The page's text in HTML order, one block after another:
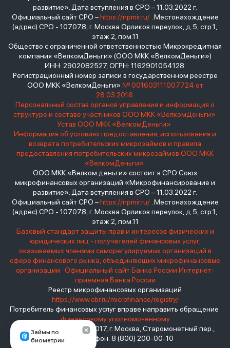
Займы по
биометрии
развитие». Дата вступления в СРО – 11.03.2022 г.
Официальный сайт СРО –https://npmir.ru/. Местонахождение
(адрес) СРО - 107078, г. Москва Орликов переулок, д.5, стр.1,
этаж 2, пом.11
Общество с ограниченной ответственностью Микрокредитная
компания «ВелкомДеньги» (ООО МКК «ВелкомДеньги»)
ИНН: 2902082527, ОГРН: 1162901054128
Регистрационный номер записи в государственном реестре
ООО МКК «ВелкомДеньги» № 001603111007724 от
28.03.2016
Персональный состав органов управления и информация о
структуре и составе участников ООО МКК «ВелкомДеньги»
Устав ООО МКК «ВелкомДеньги»
Информация об условиях предоставления, использования и
возврата потребительских микрозаймов и правила
предоставления потребительских микрозаймов ООО МКК
«ВелкомДеньги»
ООО МКК «Велком деньги» состоит в СРО Союз
микрофинансовых организаций «Микрофинансирование и
развитие». Дата вступления в СРО – 11.03.2022 г.
Официальный сайт СРО –https://npmir.ru/. Местонахождение
(адрес) СРО - 107078, г. Москва Орликов переулок, д.5, стр.1,
этаж 2, пом.11
Базовый стандарт защиты прав и интересов физических и
юридических лиц - получателей финансовых услуг,
оказываемых членами саморегулируемых организаций в
сфере финансового рынка, объединяющих микрофинансовые
организации
Официальный сайт Банка России Интернет-
приемная Банка России
Реестр микрофинансовых организаций
https://www.cbr.ru/microfinance/registry/
Потребитель финансовых услуг вправе направить обращение
финансовому уполномоченному
Место нахождения: 119017, г. Москва, Старомонетный пер.,
дом 3 Телефон: 8 (800) 200-00-10